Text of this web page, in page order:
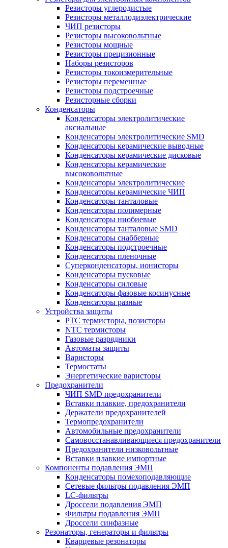
Резисторы углеродистые
Резисторы металлодиэлектрические
ЧИП резисторы
Резисторы высоковольтные
Резисторы мощные
Резисторы прецизионные
Наборы резисторов
Резисторы токоизмерительные
Резисторы переменные
Резисторы подстроечные
Резисторные сборки
Конденсаторы
Конденсаторы электролитические
аксиальные
Конденсаторы электролитические SMD
Конденсаторы керамические выводные
Конденсаторы керамические дисковые
Конденсаторы керамические
высоковольтные
Конденсаторы электролитические
Конденсаторы керамические ЧИП
Конденсаторы танталовые
Конденсаторы полимерные
Конденсаторы ниобиевые
Конденсаторы танталовые SMD
Конденсаторы снабберные
Конденсаторы подстроечные
Конденсаторы пленочные
Суперконденсаторы, ионисторы
Конденсаторы пусковые
Конденсаторы силовые
Конденсаторы фазовые косинусные
Конденсаторы разные
Устройства защиты
PTC термисторы, позисторы
NTC термисторы
Газовые разрядники
Автоматы защиты
Варисторы
Термостаты
Энергетические варисторы
Предохранители
ЧИП SMD предохранители
Вставки плавкие, предохранители
Держатели предохранителей
Термопредохранители
Автомобильные предохранители
Самовосстанавливающиеся предохранители
Предохранители низковольтные
Вставки плавкие импортные
Компоненты подавления ЭМП
Конденсаторы помехоподавляющие
Сетевые фильтры подавления ЭМП
LC-фильтры
Дроссели подавления ЭМП
Фильтры подавления ЭМП
Дроссели синфазные
Резонаторы, генераторы и фильтры
Кварцевые резонаторы